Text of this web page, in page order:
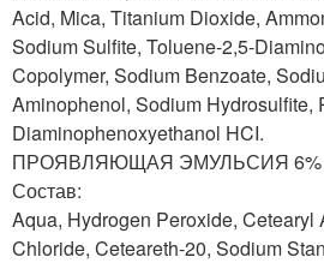
Acid, Mica, Titanium Dioxide,
Sodium Sulfite, Toluene-2,5-
Copolymer, Sodium Benzoate,
Aminophenol, Sodium Hydrosulfite,
Diaminophenoxyethanol HCI.
ПРОЯВЛЯЮЩАЯ ЭМУЛЬСИЯ 6%
Состав:
Aqua, Hydrogen Peroxide, Cetearyl
Chloride, Ceteareth-20, Sodium